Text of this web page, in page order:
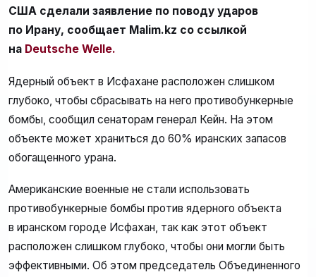
США сделали заявление по поводу ударов
по Ирану, сообщает Malim.kz со ссылкой
на Deutsche Welle.
Ядерный объект в Исфахане расположен слишком
глубоко, чтобы сбрасывать на него противобункерные
бомбы, сообщил сенаторам генерал Кейн. На этом
объекте может храниться до 60% иранских запасов
обогащенного урана.
Американские военные не стали использовать
противобункерные бомбы против ядерного объекта
в иранском городе Исфахан, так как этот объект
расположен слишком глубоко, чтобы они могли быть
эффективными. Об этом председатель Объединенного